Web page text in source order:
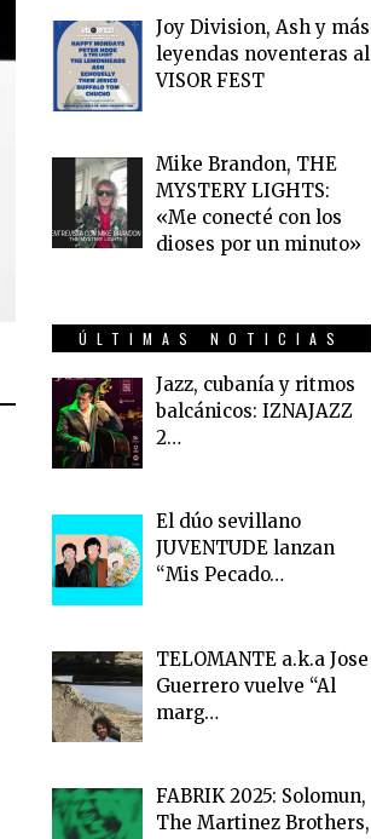
Joy Division, Ash y más
leyendas noventeras al
VISOR FEST
Mike Brandon, THE
MYSTERY LIGHTS:
«Me conecté con los
dioses por un minuto»
ÚLTIMAS NOTICIAS
Jazz, cubanía y ritmos
balcánicos: IZNAJAZZ
2…
El dúo sevillano
JUVENTUDE lanzan
“Mis Pecado…
TELOMANTE a.k.a Jose
Guerrero vuelve “Al
marg…
FABRIK 2025: Solomun,
The Martinez Brothers,